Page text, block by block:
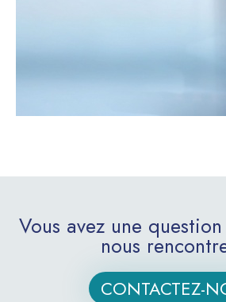
Vous avez une
nous
CONTACTEZ-